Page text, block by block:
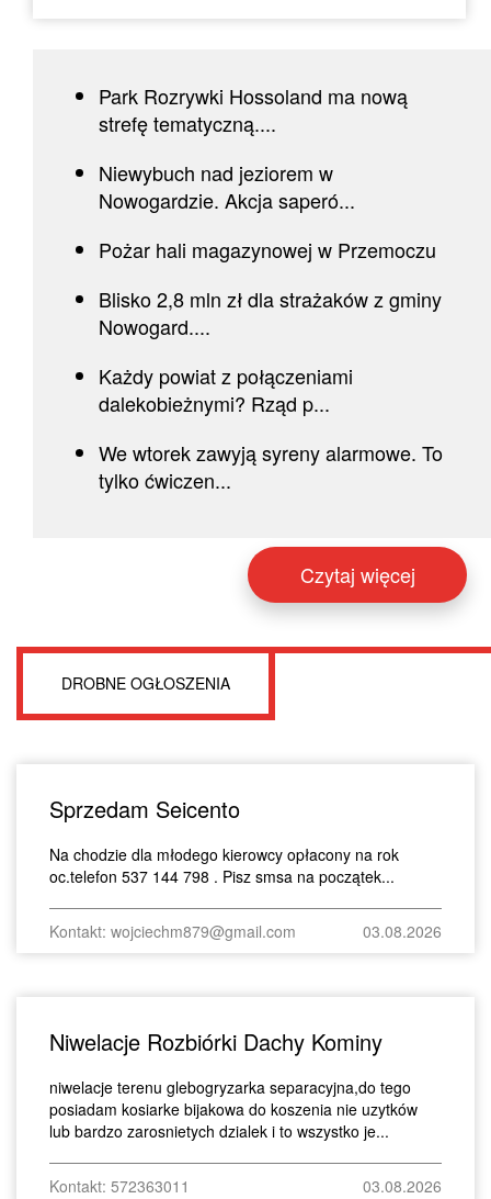
Park Rozrywki Hossoland ma nową
strefę tematyczną....
Niewybuch nad jeziorem w
Nowogardzie. Akcja saperó...
Pożar hali magazynowej w Przemoczu
Blisko 2,8 mln zł dla strażaków z gminy
Nowogard....
Każdy powiat z połączeniami
dalekobieżnymi? Rząd p...
We wtorek zawyją syreny alarmowe. To
tylko ćwiczen...
Czytaj więcej
DROBNE OGŁOSZENIA
Sprzedam Seicento
Na chodzie dla młodego kierowcy opłacony na rok
oc.telefon 537 144 798 . Pisz smsa na początek...
Kontakt: wojciechm879@gmail.com 03.08.2026
Niwelacje Rozbiórki Dachy Kominy
niwelacje terenu glebogryzarka separacyjna,do tego
posiadam kosiarke bijakowa do koszenia nie uzytków
lub bardzo zarosnietych dzialek i to wszystko je...
Kontakt: 572363011 03.08.2026